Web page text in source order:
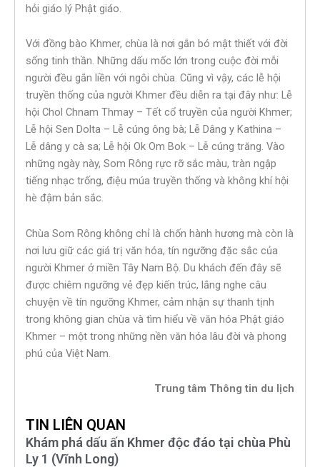
hỏi giáo lý Phật giáo.
Với đồng bào Khmer, chùa là nơi gắn bó mật thiết với đời
sống tinh thần. Những dấu mốc lớn trong cuộc đời mỗi
người đều gắn liền với ngôi chùa. Cũng vì vậy, các lễ hội
truyền thống của người Khmer đều diễn ra tại đây như: Lễ
hội Chol Chnam Thmay – Tết cổ truyền của người Khmer;
Lễ hội Sen Dolta – Lễ cúng ông bà; Lễ Dâng y Kathina –
Lễ dâng y cà sa; Lễ hội Ok Om Bok – Lễ cúng trăng. Vào
những ngày này, Som Rông rực rỡ sắc màu, tràn ngập
tiếng nhạc trống, điệu múa truyền thống và không khí hội
hè đậm bản sắc.
Chùa Som Rông không chỉ là chốn hành hương mà còn là
nơi lưu giữ các giá trị văn hóa, tín ngưỡng đặc sắc của
người Khmer ở miền Tây Nam Bộ. Du khách đến đây sẽ
được chiêm ngưỡng vẻ đẹp kiến trúc, lắng nghe câu
chuyện về tín ngưỡng Khmer, cảm nhận sự thanh tịnh
trong không gian chùa và tìm hiểu về văn hóa Phật giáo
Khmer – một trong những nền văn hóa lâu đời và phong
phú của Việt Nam.
Trung tâm Thông tin du lịch
TIN LIÊN QUAN
Khám phá dấu ấn Khmer độc đáo tại chùa Phù
Ly 1 (Vĩnh Long)